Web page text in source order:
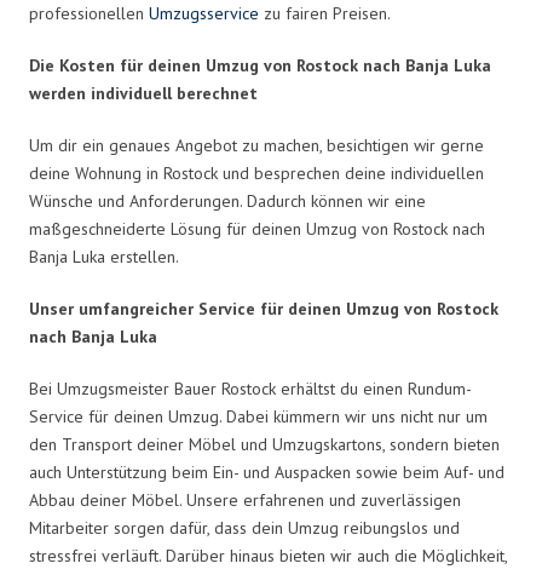
professionellen Umzugsservice zu fairen Preisen.
Die Kosten für deinen Umzug von Rostock nach Banja Luka
werden individuell berechnet
Um dir ein genaues Angebot zu machen, besichtigen wir gerne
deine Wohnung in Rostock und besprechen deine individuellen
Wünsche und Anforderungen. Dadurch können wir eine
maßgeschneiderte Lösung für deinen Umzug von Rostock nach
Banja Luka erstellen.
Unser umfangreicher Service für deinen Umzug von Rostock
nach Banja Luka
Bei Umzugsmeister Bauer Rostock erhältst du einen Rundum-
Service für deinen Umzug. Dabei kümmern wir uns nicht nur um
den Transport deiner Möbel und Umzugskartons, sondern bieten
auch Unterstützung beim Ein- und Auspacken sowie beim Auf- und
Abbau deiner Möbel. Unsere erfahrenen und zuverlässigen
Mitarbeiter sorgen dafür, dass dein Umzug reibungslos und
stressfrei verläuft. Darüber hinaus bieten wir auch die Möglichkeit,